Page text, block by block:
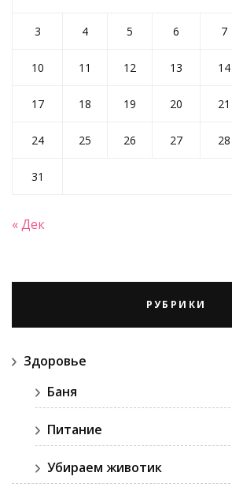
3 4 5 6 7
10 11 12 13 14
17 18 19 20 21
24 25 26 27 28
31
« Дек
РУБРИКИ
Здоровье
Баня
Питание
Убираем животик